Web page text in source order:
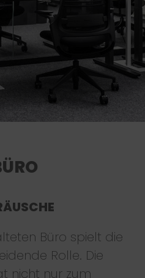
Büro spielt die
Rolle. Die
nicht nur zum